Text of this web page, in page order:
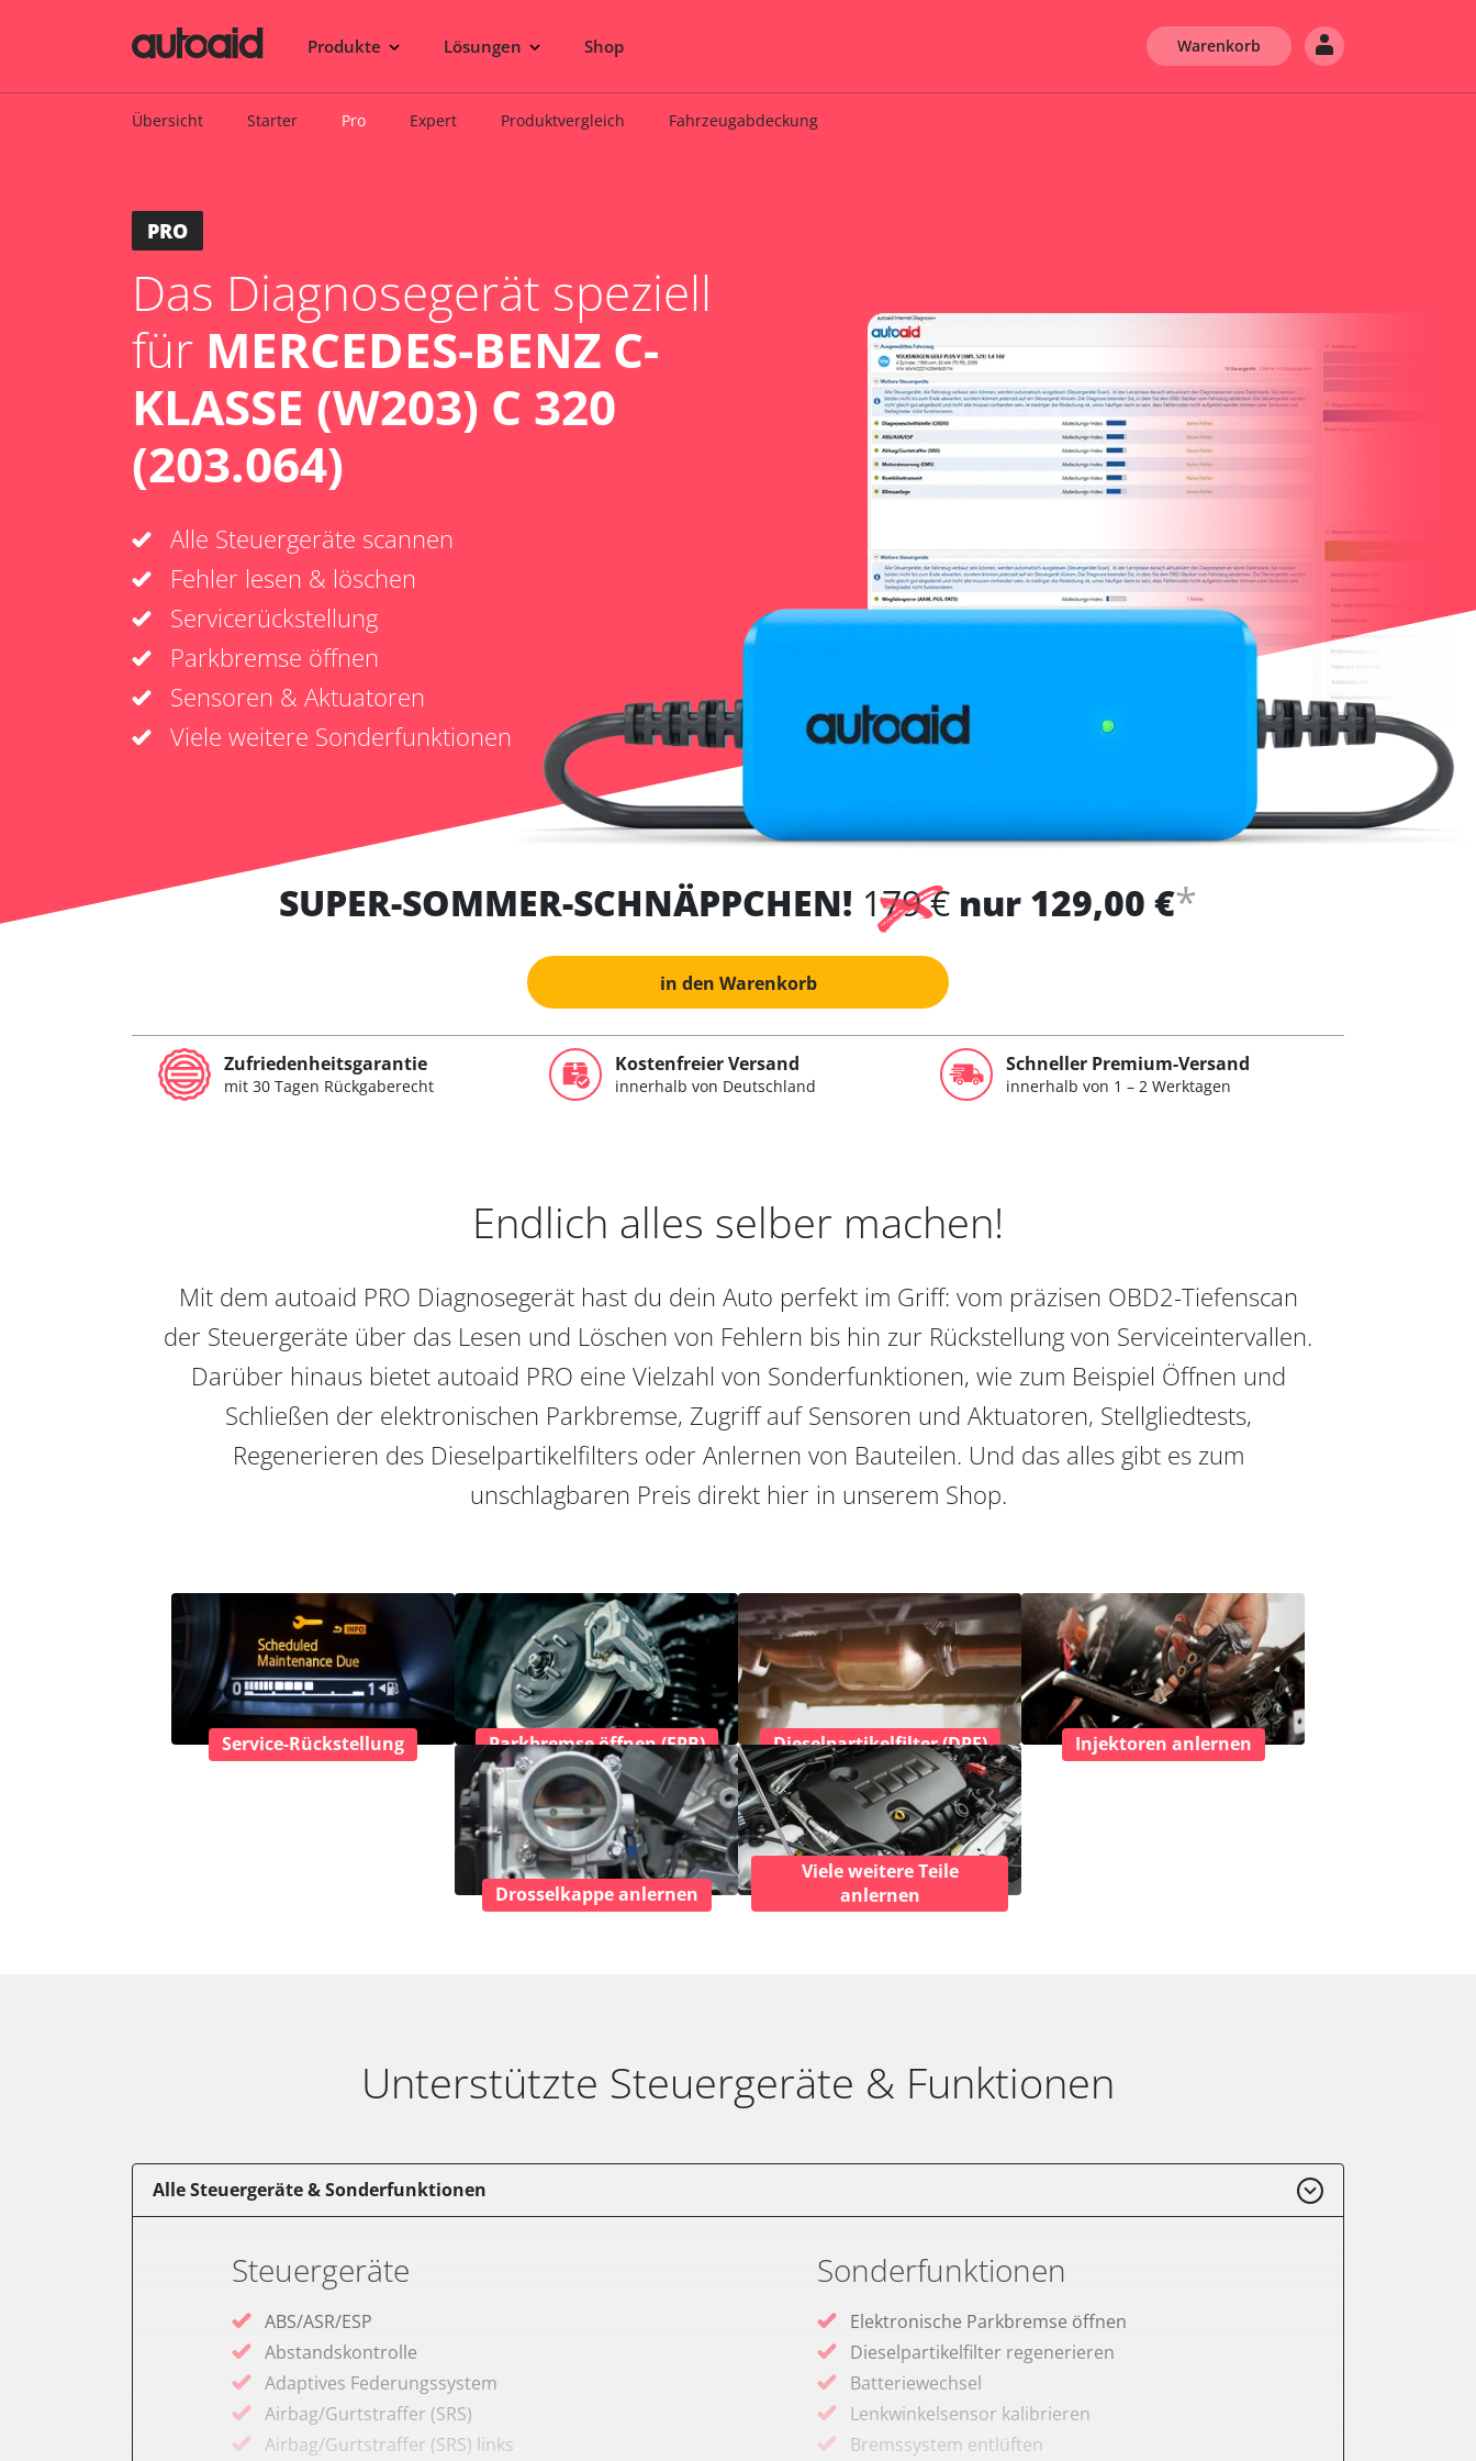
Produkte Lösungen Shop Warenkorb
Übersicht Starter Pro Expert Produktvergleich Fahrzeugabdeckung
PRO
Das Diagnosegerät speziell
für MERCEDES-BENZ C-
KLASSE (W203) C 320
(203.064)
Alle Steuergeräte scannen
Fehler lesen & löschen
Servicerückstellung
Parkbremse öffnen
Sensoren & Aktuatoren
Viele weitere Sonderfunktionen
SUPER-SOMMER-SCHNÄPPCHEN! 179 € nur 129,00 €*
in den Warenkorb
Zufriedenheitsgarantie
mit 30 Tagen Rückgaberecht
Kostenfreier Versand
innerhalb von Deutschland
Schneller Premium-Versand
innerhalb von 1 – 2 Werktagen
Endlich alles selber machen!
Mit dem autoaid PRO Diagnosegerät hast du dein Auto perfekt im Griff: vom präzisen OBD2-Tiefenscan
der Steuergeräte über das Lesen und Löschen von Fehlern bis hin zur Rückstellung von Serviceintervallen.
Darüber hinaus bietet autoaid PRO eine Vielzahl von Sonderfunktionen, wie zum Beispiel Öffnen und
Schließen der elektronischen Parkbremse, Zugriff auf Sensoren und Aktuatoren, Stellgliedtests,
Regenerieren des Dieselpartikelfilters oder Anlernen von Bauteilen. Und das alles gibt es zum
unschlagbaren Preis direkt hier in unserem Shop.
Service-Rückstellung Parkbremse öffnen (EPB) Dieselpartikelfilter (DPF) Injektoren anlernen
Drosselkappe anlernen
Viele weitere Teile
anlernen
Unterstützte Steuergeräte & Funktionen
Alle Steuergeräte & Sonderfunktionen
Steuergeräte
ABS/ASR/ESP
Abstandskontrolle
Adaptives Federungssystem
Airbag/Gurtstraffer (SRS)
Airbag/Gurtstraffer (SRS) links
Sonderfunktionen
Elektronische Parkbremse öffnen
Dieselpartikelfilter regenerieren
Batteriewechsel
Lenkwinkelsensor kalibrieren
Bremssystem entlüften